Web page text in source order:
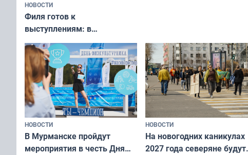
НОВОСТИ
Филя готов к
выступлениям: в
мурманском океанариуме
рассказали о состоянии
тюленей
НОВОСТИ
В Мурманске пройдут
мероприятия в честь Дня
НОВОСТИ
На новогодних каникулах
2027 года северяне будут